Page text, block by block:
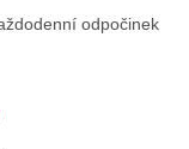
odpočinek